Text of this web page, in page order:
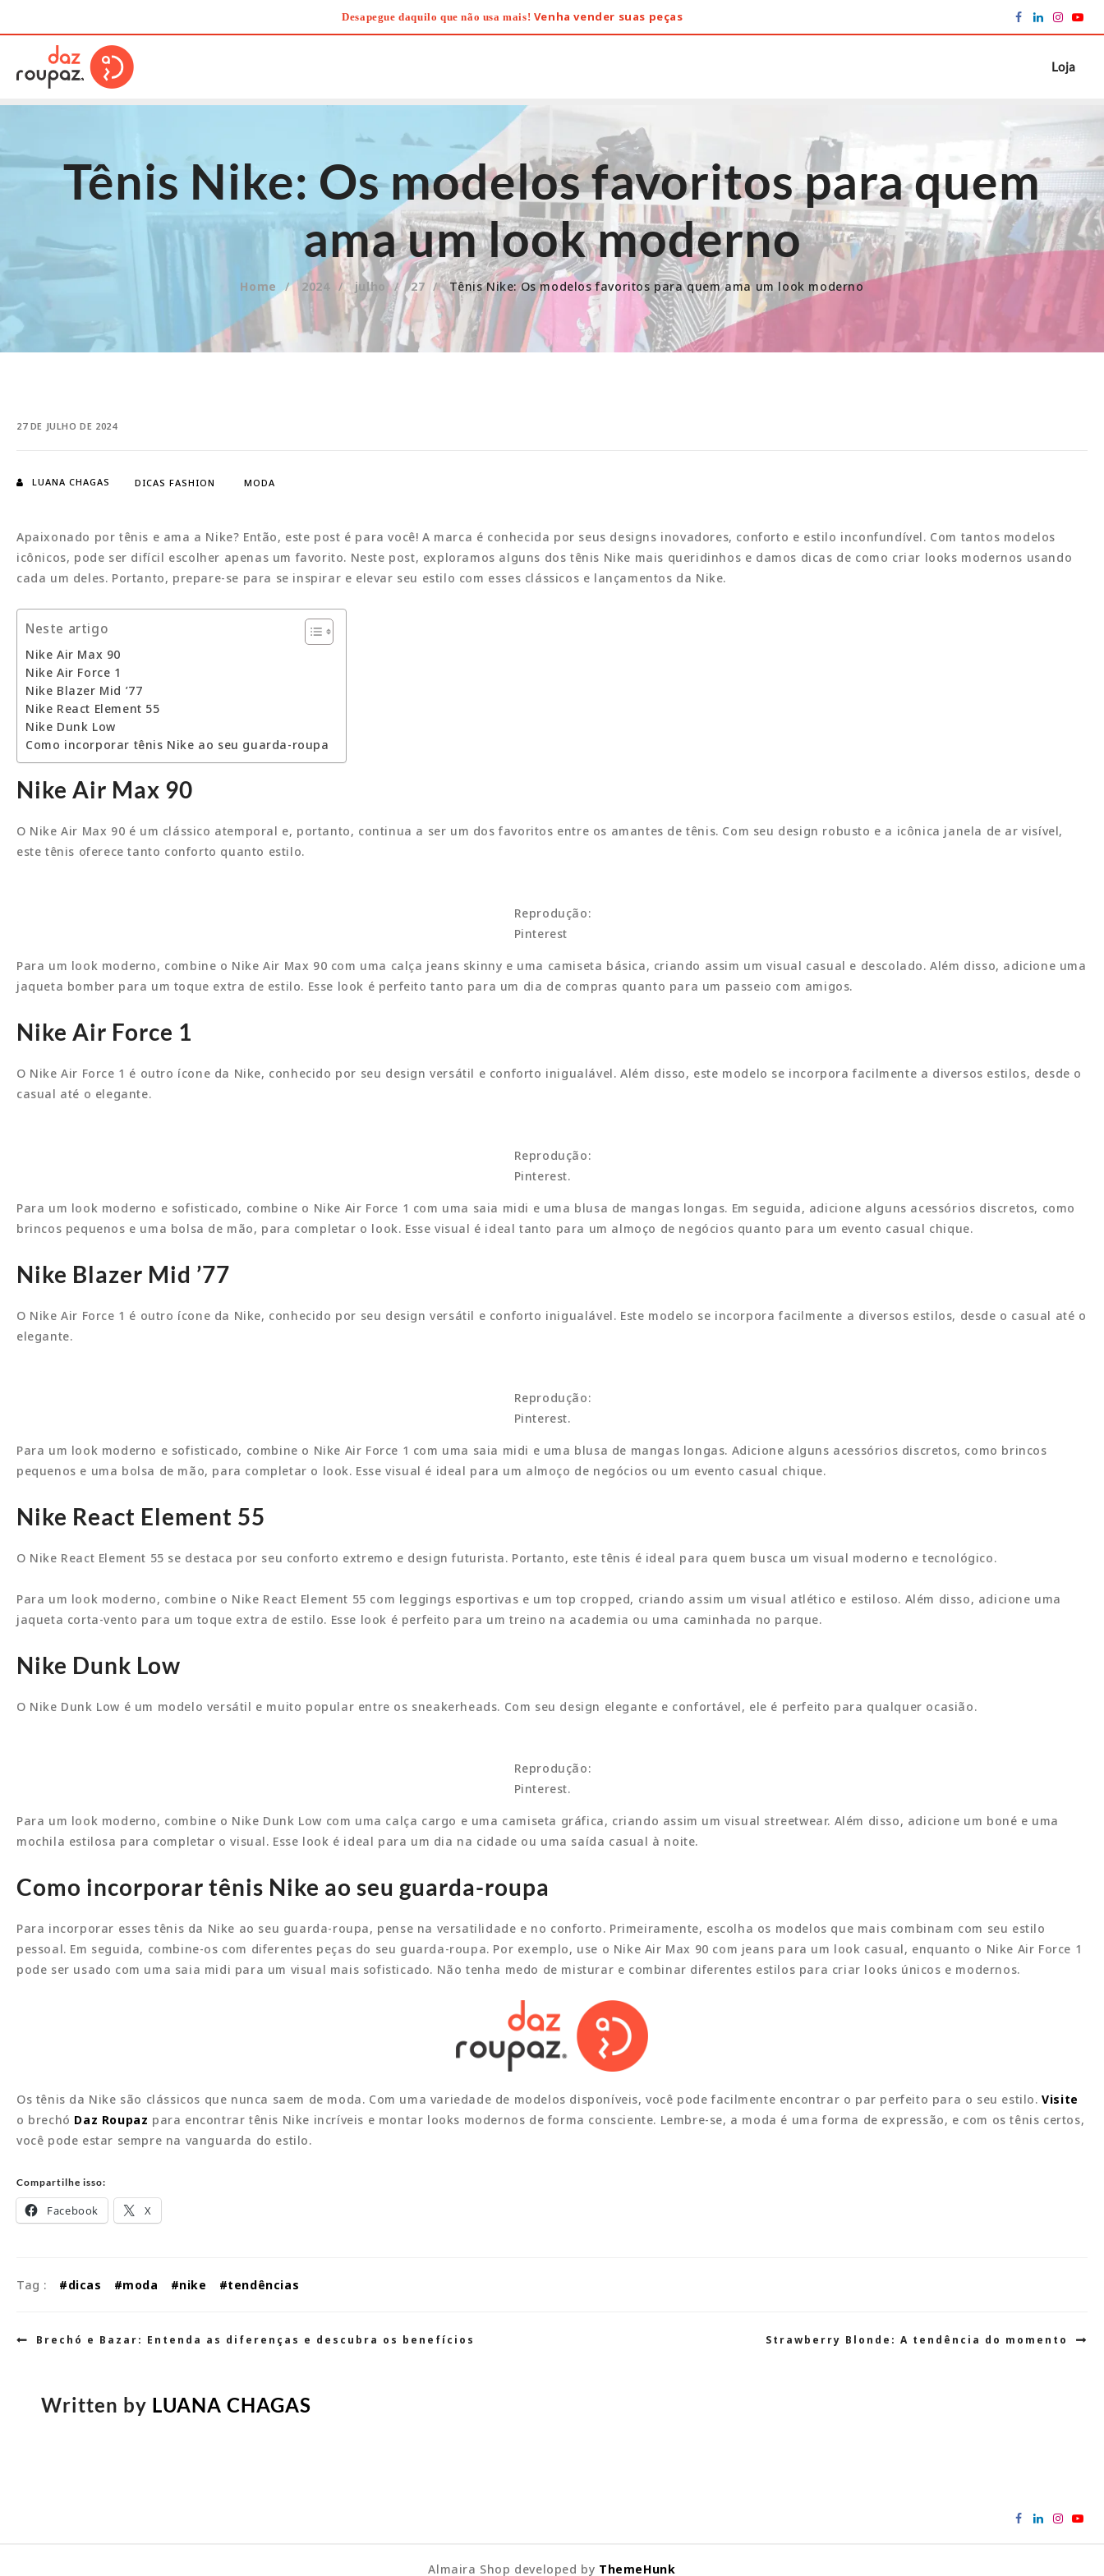
to
content
Desapegue daquilo que não usa mais! Venha vender suas peças
Loja
Tênis Nike: Os modelos favoritos para quem
ama um look moderno
Home 2024 julho 27 Tênis Nike: Os modelos favoritos para quem ama um look moderno
27 DE JULHO DE 2024
LUANA CHAGAS DICAS FASHION MODA
Apaixonado por tênis e ama a Nike? Então, este post é para você! A marca é conhecida por seus designs inovadores, conforto e estilo inconfundível. Com tantos modelos
icônicos, pode ser difícil escolher apenas um favorito. Neste post, exploramos alguns dos tênis Nike mais queridinhos e damos dicas de como criar looks modernos usando
cada um deles. Portanto, prepare-se para se inspirar e elevar seu estilo com esses clássicos e lançamentos da Nike.
Neste artigo
Nike Air Max 90
Nike Air Force 1
Nike Blazer Mid ’77
Nike React Element 55
Nike Dunk Low
Como incorporar tênis Nike ao seu guarda-roupa
Nike Air Max 90
O Nike Air Max 90 é um clássico atemporal e, portanto, continua a ser um dos favoritos entre os amantes de tênis. Com seu design robusto e a icônica janela de ar visível,
este tênis oferece tanto conforto quanto estilo.
Reprodução:
Pinterest
Para um look moderno, combine o Nike Air Max 90 com uma calça jeans skinny e uma camiseta básica, criando assim um visual casual e descolado. Além disso, adicione uma
jaqueta bomber para um toque extra de estilo. Esse look é perfeito tanto para um dia de compras quanto para um passeio com amigos.
Nike Air Force 1
O Nike Air Force 1 é outro ícone da Nike, conhecido por seu design versátil e conforto inigualável. Além disso, este modelo se incorpora facilmente a diversos estilos, desde o
casual até o elegante.
Reprodução:
Pinterest.
Para um look moderno e sofisticado, combine o Nike Air Force 1 com uma saia midi e uma blusa de mangas longas. Em seguida, adicione alguns acessórios discretos, como
brincos pequenos e uma bolsa de mão, para completar o look. Esse visual é ideal tanto para um almoço de negócios quanto para um evento casual chique.
Nike Blazer Mid ’77
O Nike Air Force 1 é outro ícone da Nike, conhecido por seu design versátil e conforto inigualável. Este modelo se incorpora facilmente a diversos estilos, desde o casual até o
elegante.
Reprodução:
Pinterest.
Para um look moderno e sofisticado, combine o Nike Air Force 1 com uma saia midi e uma blusa de mangas longas. Adicione alguns acessórios discretos, como brincos
pequenos e uma bolsa de mão, para completar o look. Esse visual é ideal para um almoço de negócios ou um evento casual chique.
Nike React Element 55
O Nike React Element 55 se destaca por seu conforto extremo e design futurista. Portanto, este tênis é ideal para quem busca um visual moderno e tecnológico.
Para um look moderno, combine o Nike React Element 55 com leggings esportivas e um top cropped, criando assim um visual atlético e estiloso. Além disso, adicione uma
jaqueta corta-vento para um toque extra de estilo. Esse look é perfeito para um treino na academia ou uma caminhada no parque.
Nike Dunk Low
O Nike Dunk Low é um modelo versátil e muito popular entre os sneakerheads. Com seu design elegante e confortável, ele é perfeito para qualquer ocasião.
Reprodução:
Pinterest.
Para um look moderno, combine o Nike Dunk Low com uma calça cargo e uma camiseta gráfica, criando assim um visual streetwear. Além disso, adicione um boné e uma
mochila estilosa para completar o visual. Esse look é ideal para um dia na cidade ou uma saída casual à noite.
Como incorporar tênis Nike ao seu guarda-roupa
Para incorporar esses tênis da Nike ao seu guarda-roupa, pense na versatilidade e no conforto. Primeiramente, escolha os modelos que mais combinam com seu estilo
pessoal. Em seguida, combine-os com diferentes peças do seu guarda-roupa. Por exemplo, use o Nike Air Max 90 com jeans para um look casual, enquanto o Nike Air Force 1
pode ser usado com uma saia midi para um visual mais sofisticado. Não tenha medo de misturar e combinar diferentes estilos para criar looks únicos e modernos.
Os tênis da Nike são clássicos que nunca saem de moda. Com uma variedade de modelos disponíveis, você pode facilmente encontrar o par perfeito para o seu estilo.Visite
o brechó Daz Roupaz para encontrar tênis Nike incríveis e montar looks modernos de forma consciente. Lembre-se, a moda é uma forma de expressão, e com os tênis certos,
você pode estar sempre na vanguarda do estilo.
Compartilhe isso:
Facebook X
Tag : #dicas #moda #nike #tendências
Navegação
Post
Brechó e Bazar: Entenda as diferenças e descubra os benefícios Strawberry Blonde: A tendência do momento
Written by LUANA CHAGAS
Almaira Shop developed by ThemeHunk